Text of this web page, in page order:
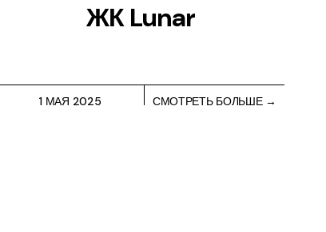
ЖК Lunar
1 МАЯ 2025 СМОТРЕТЬ БОЛЬШЕ →